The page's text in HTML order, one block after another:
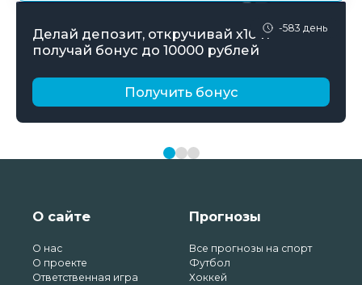
-583 день
Делай депозит, откручивай х10 и
получай бонус до 10000 рублей
Получить бонус
О сайте
О нас
О проекте
Ответственная игра
Прогнозы
Все прогнозы на спорт
Футбол
Хоккей